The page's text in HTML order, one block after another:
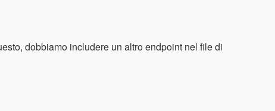
dobbiamo includere un altro endpoint nel file di